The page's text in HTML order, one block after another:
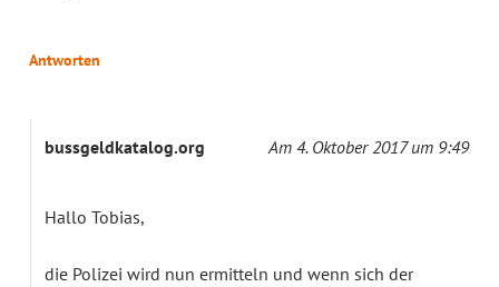
Antworten
bussgeldkatalog.org Am 4. Oktober 2017 um 9:49
Hallo Tobias,
die Polizei wird nun ermitteln und wenn sich der